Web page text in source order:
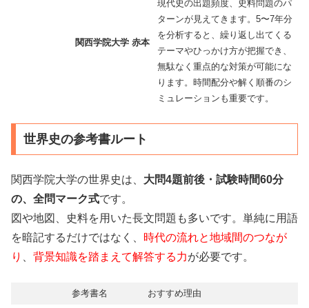
関西学院大学 赤本
現代史の出題頻度、史料問題のパ
ターンが見えてきます。5〜7年分
を分析すると、繰り返し出てくる
テーマやひっかけ方が把握でき、
無駄なく重点的な対策が可能にな
ります。時間配分や解く順番のシ
ミュレーションも重要です。
世界史の参考書ルート
関西学院大学の世界史は、 大問4題前後・試験時間60分
の、全問マーク式です。
図や地図、史料を用いた長文問題も多いです。単純に用語
を暗記するだけではなく、 時代の流れと地域間のつなが
り
背景知識を踏まえて解答する力が必要です。
参考書名 おすすめ理由